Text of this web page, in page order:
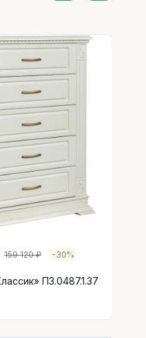
159 120 ₽ -30%
П3.0487.1.37